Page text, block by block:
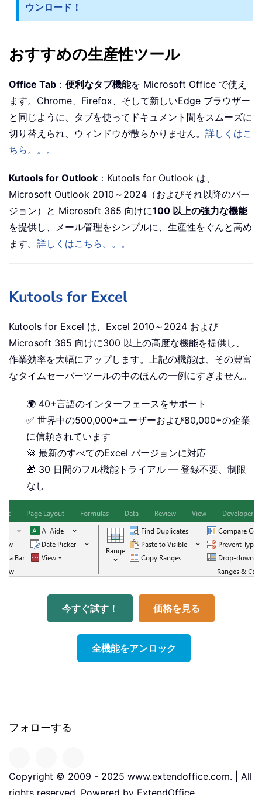
ウンロード！
おすすめの生産性ツール
Office Tab ： 便利なタブ機能を Microsoft Office で使え
ます。Chrome、Firefox、そして新しいEdge ブラウザー
と同じように、タブを使ってドキュメント間をスムーズに
切り替えられ、ウィンドウが散らかりません。 詳しくはこ
ちら。。。
Kutools for Outlook ：Kutools for Outlook は、
Microsoft Outlook 2010～2024（およびそれ以降のバー
ジョン）と Microsoft 365 向けに100 以上の強力な機能
を提供し、メール管理をシンプルに、生産性をぐんと高め
ます。 詳しくはこちら。。。
Kutools for Excel
Kutools for Excel は、Excel 2010～2024 および
Microsoft 365 向けに300 以上の高度な機能を提供し、
作業効率を大幅にアップします。上記の機能は、その豊富
なタイムセーバーツールの中のほんの一例にすぎません。
🌍 40+言語のインターフェースをサポート
✅ 世界中の500,000+ユーザーおよび80,000+の企業
に信頼されています
🚀 最新のすべてのExcel バージョンに対応
🎁 30 日間のフル機能トライアル — 登録不要、制限
なし
今すぐ試す！ 価格を見る
全機能をアンロック
フォローする
Copyright © 2009 - 2025 www.extendoffice.com. | All
rights reserved. Powered by ExtendOffice.